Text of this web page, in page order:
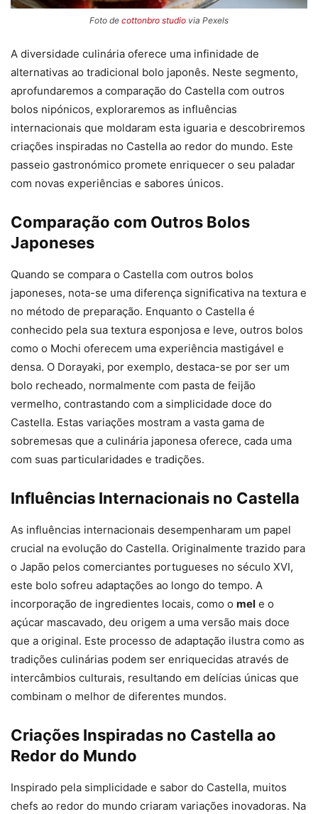
Foto de cottonbro studio via Pexels
A diversidade culinária oferece uma infinidade de
alternativas ao tradicional bolo japonês. Neste segmento,
aprofundaremos a comparação do Castella com outros
bolos nipónicos, exploraremos as influências
internacionais que moldaram esta iguaria e descobriremos
criações inspiradas no Castella ao redor do mundo. Este
passeio gastronómico promete enriquecer o seu paladar
com novas experiências e sabores únicos.
Comparação com Outros Bolos
Japoneses
Quando se compara o Castella com outros bolos
japoneses, nota-se uma diferença significativa na textura e
no método de preparação. Enquanto o Castella é
conhecido pela sua textura esponjosa e leve, outros bolos
como o Mochi oferecem uma experiência mastigável e
densa. O Dorayaki, por exemplo, destaca-se por ser um
bolo recheado, normalmente com pasta de feijão
vermelho, contrastando com a simplicidade doce do
Castella. Estas variações mostram a vasta gama de
sobremesas que a culinária japonesa oferece, cada uma
com suas particularidades e tradições.
Influências Internacionais no Castella
As influências internacionais desempenharam um papel
crucial na evolução do Castella. Originalmente trazido para
o Japão pelos comerciantes portugueses no século XVI,
este bolo sofreu adaptações ao longo do tempo. A
incorporação de ingredientes locais, como o mel e o
açúcar mascavado, deu origem a uma versão mais doce
que a original. Este processo de adaptação ilustra como as
tradições culinárias podem ser enriquecidas através de
intercâmbios culturais, resultando em delícias únicas que
combinam o melhor de diferentes mundos.
Criações Inspiradas no Castella ao
Redor do Mundo
Inspirado pela simplicidade e sabor do Castella, muitos
chefs ao redor do mundo criaram variações inovadoras. Na